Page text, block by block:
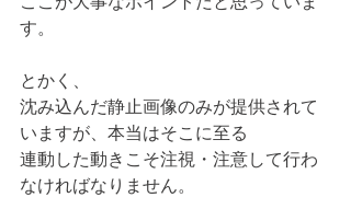
す。
とかく、
沈み込んだ静止画像のみが提供されて
いますが、本当はそこに至る
連動した動きこそ注視・注意して行わ
なければなりません。